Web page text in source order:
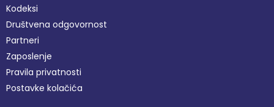
Kodeksi
Društvena odgovornost
Partneri
Zaposlenje
Pravila privatnosti
Postavke kolačića